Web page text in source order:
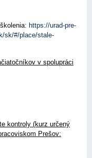
https://urad-pre-
sk/#/place/stale-
v spolupráci
kontroly (kurz určený
Prešov: